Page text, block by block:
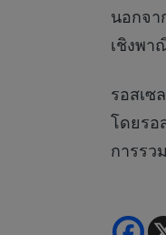
นอกจา
เชิงพา
รอสเซ
โดยรอ
การรว